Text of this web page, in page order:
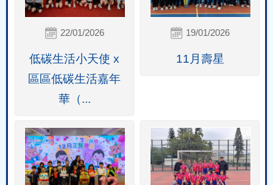
22/01/2026
低碳生活小天使 x
區區低碳生活嘉年
華（...
19/01/2026
11月壽星